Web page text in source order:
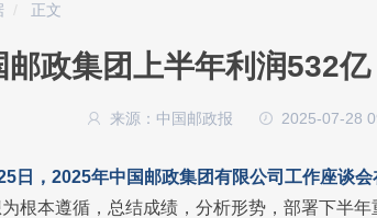
正文
邮政集团上半年利润532
来源：中国邮政报 2025-07-28
日，2025年中国邮政集团有限公司工作座谈会
根本遵循，总结成绩，分析形势，部署下半